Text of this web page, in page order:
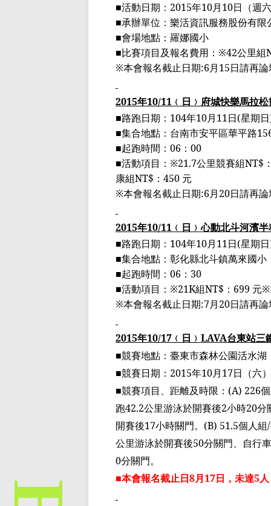
■活動日期： 2015年10月10日 （週六
■承辦單位：樂活資訊服務股份有限
■會場地點：羅娜國小
■比賽項目及報名費用： ※42公里組
※本會報名截止日期:6月15日請再
2015年10/11 ﹙ 日 ﹚ 府城快樂馬拉
■路跑日期： 104年10月11日(星期日
■集合地點：台南市安平區華平路
■起跑時間： 06 ： 00
■活動項目： ※21.7公里競賽組NT$
康組NT$ ： 450 元
※本會報名截止日期:6月20日請再
2015年10/11 ﹙ 日 ﹚心動北斗河濱
■路跑日期： 104年10月11日(星期日
■集合地點：彰化縣北斗鎮萬來國小
■起跑時間： 06 ： 30
■活動項目： ※21K組NT$ ： 699 元※
※本會報名截止日期:7月20日請再
2015年10/17 ﹙ 日 ﹚ LAVA台東站三
■競賽地點： 臺東市森林公園活水湖
■競賽日期： 2015年10月17日（六）
■競賽項目、距離及時限： (A) 226
跑42.2公里游泳於開賽後2小時20分
開賽後17小時關門。 (B) 51.5個人組/
公里游泳於開賽後50分關門、自行
0分關門。
■本會報名截止日8月17日，未達5